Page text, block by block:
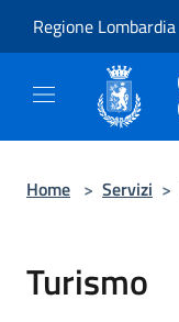
Regione Lombardia
Home > Servizi >
Turismo